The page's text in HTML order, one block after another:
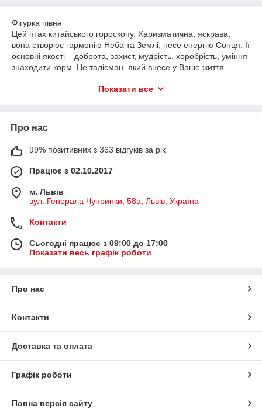
Фігурка півня
Цей птах китайського гороскопу. Харизматична, яскрава,
вона створює гармонію Неба та Землі, несе енергію Сонця. Її
основні якості – доброта, захист, мудрість, хоробрість, уміння
знаходити корм. Це талісман, який внесе у Ваше життя
Статуетка півень фен шуй: де поставити? • Біля вхідних
постійний фінансовий прибуток. Розмістіть амулет у
зоні слави на Півдні символ сонячного світла допоможе
правильні рішення, які позитивно позначаться на репутації. •
ревнивим людям, здатна захистити подружжя від невірності.
Його місце у такому разі у південно-західному чи східному
напрямку.
Його образ часто доповнюють монети, зливки жезл Жуї, що
означає виконання бажань. Матеріал виготовлення: бронза,
позолочений метал, кераміка. Популярністю користується
Показати все
Про нас
99% позитивних з 363 відгуків за рік
Працює з 02.10.2017
м. Львів
вул. Генерала Чупринки, 58а, Львів, Україна
Контакти
Сьогодні працює з 09:00 до 17:00
Показати весь графік роботи
Про нас
Контакти
Доставка та оплата
Графік роботи
Повна версія сайту